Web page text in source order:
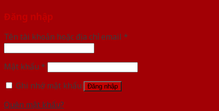
Đăng nhập
Tên tài khoản hoặc địa chỉ email *
Mật khẩu *
Ghi nhớ mật khẩu
Đăng nhập
Quên mật khẩu?